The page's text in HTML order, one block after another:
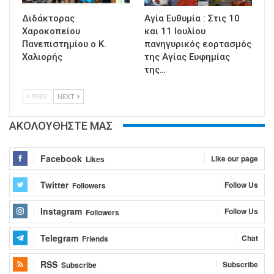
Διδάκτορας
Χαροκοπείου
Πανεπιστημίου ο Κ.
Χαλιορής
Αγία Ευθυμία : Στις 10
και 11 Ιουλίου
πανηγυρικός εορτασμός
της Αγίας Ευφημίας
της…
PREV NEXT
ΑΚΟΛΟΥΘΗΣΤΕ ΜΑΣ
Facebook Likes Like our page
Twitter Followers Follow Us
Instagram Followers Follow Us
Telegram Friends Chat
RSS Subscribe Subscribe